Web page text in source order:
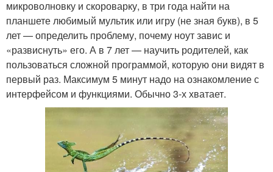
микроволновку и скороварку, в три года найти на
планшете любимый мультик или игру (не зная букв), в 5
лет — определить проблему, почему ноут завис и
«развиснуть» его. А в 7 лет — научить родителей, как
пользоваться сложной программой, которую они видят в
первый раз. Максимум 5 минут надо на ознакомление с
интерфейсом и функциями. Обычно 3-х хватает.